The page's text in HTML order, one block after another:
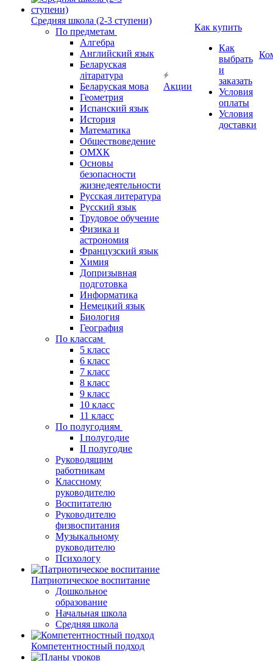
Средняя школа (2-3 ступени)
По предметам
Алгебра
Английский язык
Беларуская
літаратура
Беларуская мова
Геометрия
Испанский язык
История
Математика
Обществоведение
ОМХК
Основы
безопасности
жизнедеятельности
Русская литература
Русский язык
Трудовое обучение
Физика и
астрономия
Французский язык
Химия
Допризывная
подготовка
Информатика
Немецкий язык
Биология
География
По классам
5 класс
6 класс
7 класс
8 класс
9 класс
10 класс
11 класс
По полугодиям
I полугодие
II полугодие
Руководящим
работникам
Классному
руководителю
Воспитателю
Руководителю
физвоспитания
Музыкальному
руководителю
Психологу
Патриотическое воспитание
Дошкольное
образование
Начальная школа
Средняя школа
Компетентностный подход
Акции
Как купить
Как
выбрать
и
заказать
Условия
оплаты
Условия
доставки